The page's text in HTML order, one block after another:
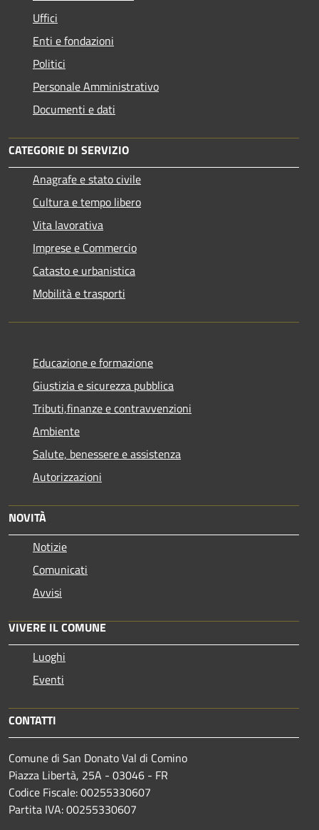
Uffici
Enti e fondazioni
Politici
Personale Amministrativo
Documenti e dati
CATEGORIE DI SERVIZIO
Anagrafe e stato civile
Cultura e tempo libero
Vita lavorativa
Imprese e Commercio
Catasto e urbanistica
Mobilità e trasporti
Educazione e formazione
Giustizia e sicurezza pubblica
Tributi,finanze e contravvenzioni
Ambiente
Salute, benessere e assistenza
Autorizzazioni
NOVITÀ
Notizie
Comunicati
Avvisi
VIVERE IL COMUNE
Luoghi
Eventi
CONTATTI
Comune di San Donato Val di Comino
Piazza Libertà, 25A - 03046 - FR
Codice Fiscale: 00255330607
Partita IVA: 00255330607